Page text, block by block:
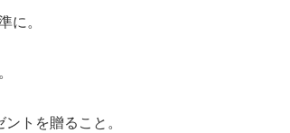
に。
トを贈ること。